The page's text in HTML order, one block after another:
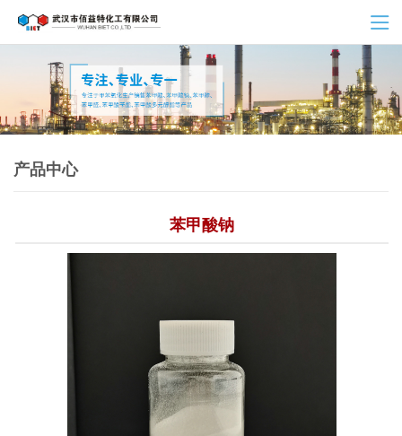
产品中心
苯甲酸钠